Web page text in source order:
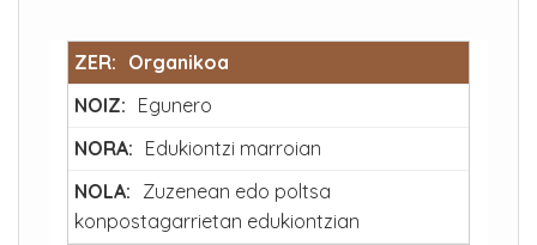
Organikoa
Egunero
Edukiontzi marroian
Zuzenean edo poltsa
konpostagarrietan edukiontzian